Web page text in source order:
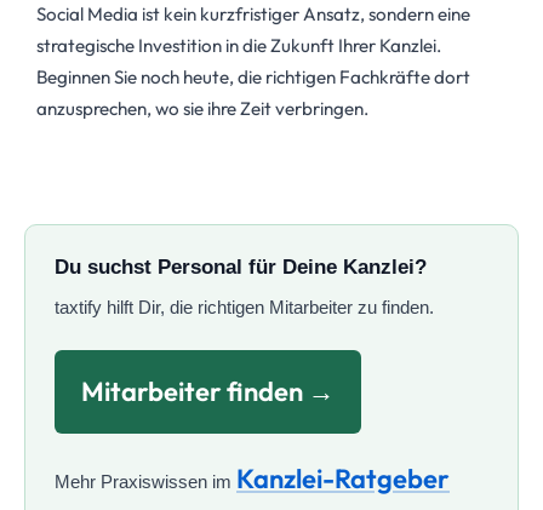
Social Media ist kein kurzfristiger Ansatz, sondern eine
strategische Investition in die Zukunft Ihrer Kanzlei.
Beginnen Sie noch heute, die richtigen Fachkräfte dort
anzusprechen, wo sie ihre Zeit verbringen.
Du suchst Personal für Deine Kanzlei?
taxtify hilft Dir, die richtigen Mitarbeiter zu finden.
Mitarbeiter finden →
Mehr Praxiswissen im Kanzlei-Ratgeber